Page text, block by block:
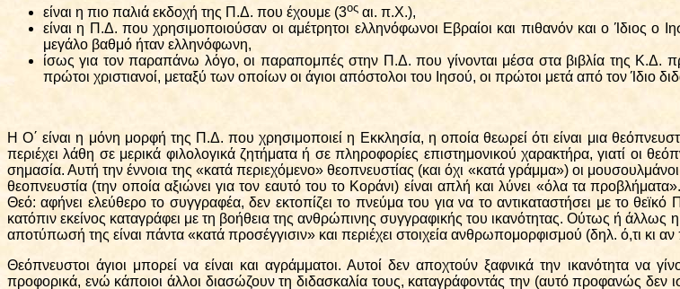
είναι η πιο παλιά εκδοχή της Π.Δ. που έχουμε (3ος αι. π.Χ.),
είναι η Π.Δ. που χρησιμοποιούσαν οι αμέτρητοι ελληνόφωνοι Εβραίοι και πιθανόν και ο Ίδιος
μεγάλο βαθμό ήταν ελληνόφωνη,
ίσως για τον παραπάνω λόγο, οι παραπομπές στην Π.Δ. που γίνονται μέσα στα βιβλία της Κ.Δ.
πρώτοι χριστιανοί, μεταξύ των οποίων οι άγιοι απόστολοι του Ιησού, οι πρώτοι μετά από τον Ίδιο
Η Ο΄ είναι η μόνη μορφή της Π.Δ. που χρησιμοποιεί η Εκκλησία, η οποία θεωρεί ότι είναι μια
περιέχει λάθη σε μερικά φιλολογικά ζητήματα ή σε πληροφορίες επιστημονικού χαρακτήρα, γιατί οι
σημασία. Αυτή την έννοια της «κατά περιεχόμενο» θεοπνευστίας (και όχι «κατά γράμμα») οι
θεοπνευστία (την οποία αξιώνει για τον εαυτό του το Κοράνι) είναι απλή και λύνει «όλα τα
Θεό: αφήνει ελεύθερο το συγγραφέα, δεν εκτοπίζει το πνεύμα του για να το αντικαταστήσει με το
κατόπιν εκείνος καταγράφει με τη βοήθεια της ανθρώπινης συγγραφικής του ικανότητας. Ούτως ή
αποτύπωσή της είναι πάντα «κατά προσέγγισιν» και περιέχει στοιχεία ανθρωπομορφισμού (δηλ. ό,τι κι
Θεόπνευστοι άγιοι μπορεί να είναι και αγράμματοι. Αυτοί δεν αποχτούν ξαφνικά την ικανότητα να
προφορικά, ενώ κάποιοι άλλοι διασώζουν τη διδασκαλία τους, καταγράφοντάς την (αυτό προφανώς δεν